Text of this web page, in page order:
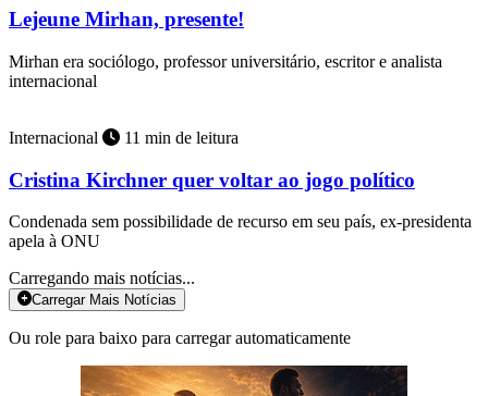
Lejeune Mirhan, presente!
Mirhan era sociólogo, professor universitário, escritor e analista
internacional
Internacional 11 min de leitura
Cristina Kirchner quer voltar ao jogo político
Condenada sem possibilidade de recurso em seu país, ex-presidenta
apela à ONU
Carregando mais notícias...
Carregar Mais Notícias
Ou role para baixo para carregar automaticamente